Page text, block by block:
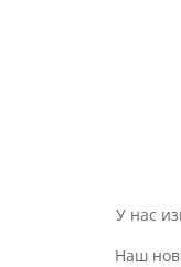
У нас
Наш